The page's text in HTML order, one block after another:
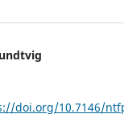
doi.org/10.7146/